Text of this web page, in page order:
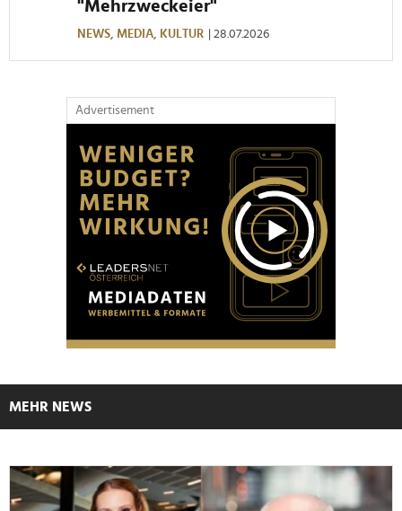
"Mehrzweckeier"
NEWS, MEDIA, KULTUR | 28.07.2026
Advertisement
MEHR NEWS